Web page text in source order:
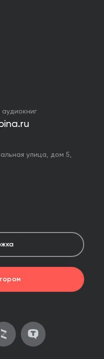
улица, дом 5,